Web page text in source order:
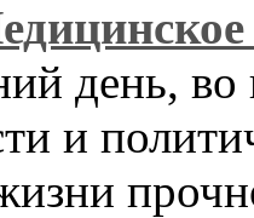
день, во
и